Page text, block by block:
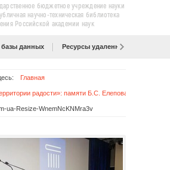
бюджетное учреждение науки
научно-техническая библиотека
Российской академии наук
базы данных Ресурсы удаленного доступа
Главная
радости»: памяти Б.С. Елепова
ua-Resize-WnemNcKNMra3v